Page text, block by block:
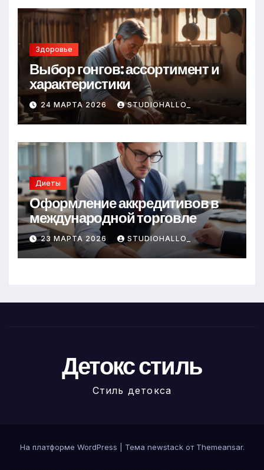
Здоровье
Выбор гонгов: ассортимент и
характеристики
24 МАРТА 2026 STUDIOHALLO_
Диеты
Оформление аккредитивов в
международной торговле
23 МАРТА 2026 STUDIOHALLO_
Детокс стиль
Стиль детокса
На платформе WordPress Тема newstack от Themeansar.